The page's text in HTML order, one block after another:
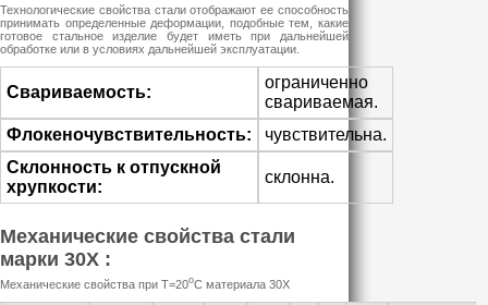
Технологические свойства стали отображают ее способность
принимать определенные деформации, подобные тем, какие
готовое стальное изделие будет иметь при дальнейшей
обработке или в условиях дальнейшей эксплуатации.
Свариваемость:
ограниченно
свариваемая.
Флокеночувствительность:
чувствительна.
Склонность к отпускной
хрупкости:
склонна.
Механические свойства стали
марки 30Х :
Механические свойства при Т=20oС материала 30Х